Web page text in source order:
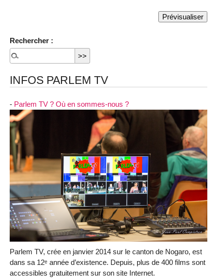
Rechercher :
INFOS PARLEM TV
- Parlem TV ? Où en sommes-nous ?
Parlem TV, crée en janvier 2014 sur le canton de Nogaro, est
dans sa 12ᵉ année d’existence. Depuis, plus de 400 films sont
accessibles gratuitement sur son site Internet.